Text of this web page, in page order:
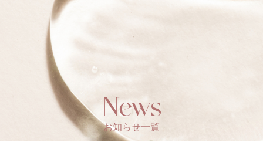
Introductory
course
ルメラ導入講習について
Certified
Instructor
認定講師一覧
Salons /
Clinics
News
News
お知らせ一覧